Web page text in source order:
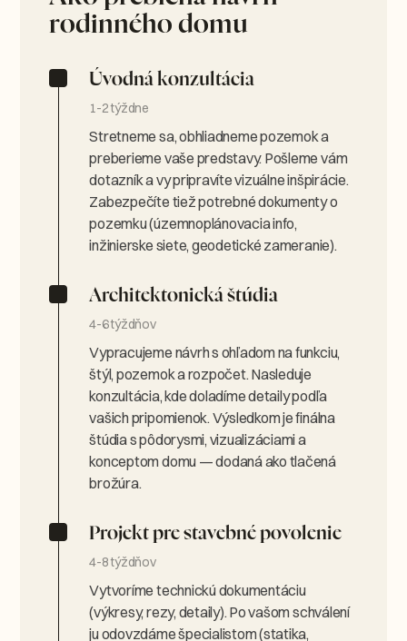
rodinného domu
Úvodná konzultácia
1-2 týždne
Stretneme sa, obhliadneme pozemok a
preberieme vaše predstavy. Pošleme vám
dotazník a vy pripravíte vizuálne inšpirácie.
Zabezpečíte tiež potrebné dokumenty o
pozemku (územnoplánovacia info,
inžinierske siete, geodetické zameranie).
Architektonická štúdia
4-6 týždňov
Vypracujeme návrh s ohľadom na funkciu,
štýl, pozemok a rozpočet. Nasleduje
konzultácia, kde doladíme detaily podľa
vašich pripomienok. Výsledkom je finálna
štúdia s pôdorysmi, vizualizáciami a
konceptom domu — dodaná ako tlačená
brožúra.
Projekt pre stavebné povolenie
4-8 týždňov
Vytvoríme technickú dokumentáciu
(výkresy, rezy, detaily). Po vašom schválení
ju odovzdáme špecialistom (statika,